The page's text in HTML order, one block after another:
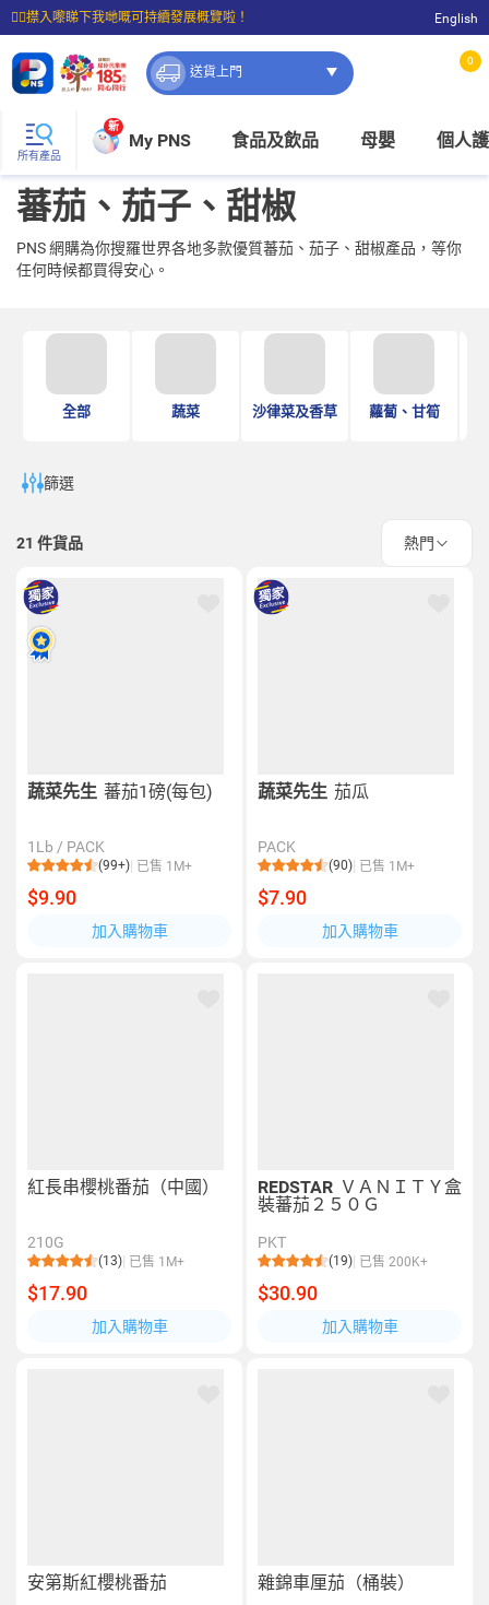
☝🏼㩒入嚟睇下我哋嘅可持續發展概覽啦！
⭐購物滿$399即享免費送貨；滿$100即可免費店取。
English
送貨上門
0
所有產品
新
My PNS 食品及飲品 母嬰 個人
蕃茄、茄子、甜椒
PNS 網購為你搜羅世界各地多款優質蕃茄、茄子、甜椒產品，等你
任何時候都買得安心。
全部 蔬菜 沙律菜及香草 蘿蔔、甘筍
篩選
21 件貨品 熱門
蔬菜先生 蕃茄1磅(每包)
1Lb / PACK
(99+) 已售 1M+
$9.90
加入購物車
蔬菜先生 茄瓜
PACK
(90) 已售 1M+
$7.90
加入購物車
紅長串櫻桃番茄（中國）
210G
(13) 已售 1M+
$17.90
加入購物車
REDSTAR ＶＡＮＩＴＹ盒
裝蕃茄２５０Ｇ
PKT
(19) 已售 200K+
$30.90
加入購物車
安第斯紅櫻桃番茄 雜錦車厘茄（桶裝）